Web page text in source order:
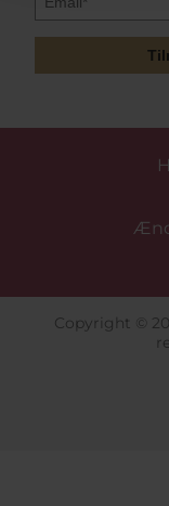
Copyright ©